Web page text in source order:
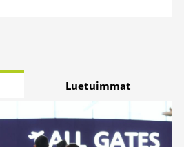
Luetuimmat